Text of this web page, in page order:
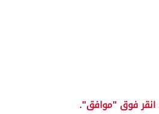
انقر فوق "موافق".